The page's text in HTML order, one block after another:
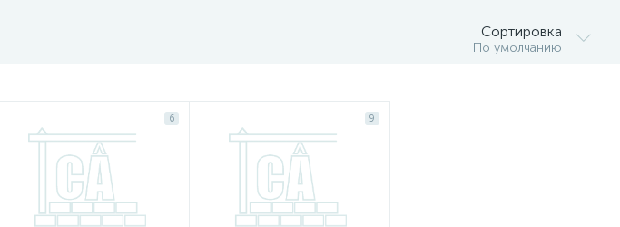
Сортировка
По умолчанию
6 9